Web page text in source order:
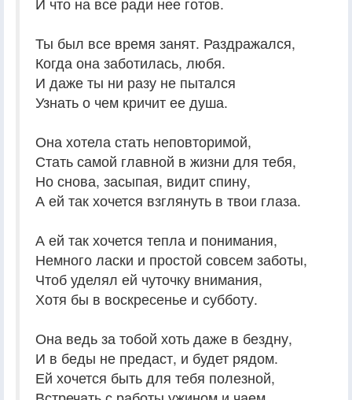
Ты был все время занят. Раздражался,
Когда она заботилась, любя.
И даже ты ни разу не пытался
Узнать о чем кричит ее душа.
Она хотела стать неповторимой,
Стать самой главной в жизни для тебя,
Но снова, засыпая, видит спину,
А ей так хочется взглянуть в твои глаза.
А ей так хочется тепла и понимания,
Немного ласки и простой совсем заботы,
Чтоб уделял ей чуточку внимания,
Хотя бы в воскресенье и субботу.
Она ведь за тобой хоть даже в бездну,
И в беды не предаст, и будет рядом.
Ей хочется быть для тебя полезной,